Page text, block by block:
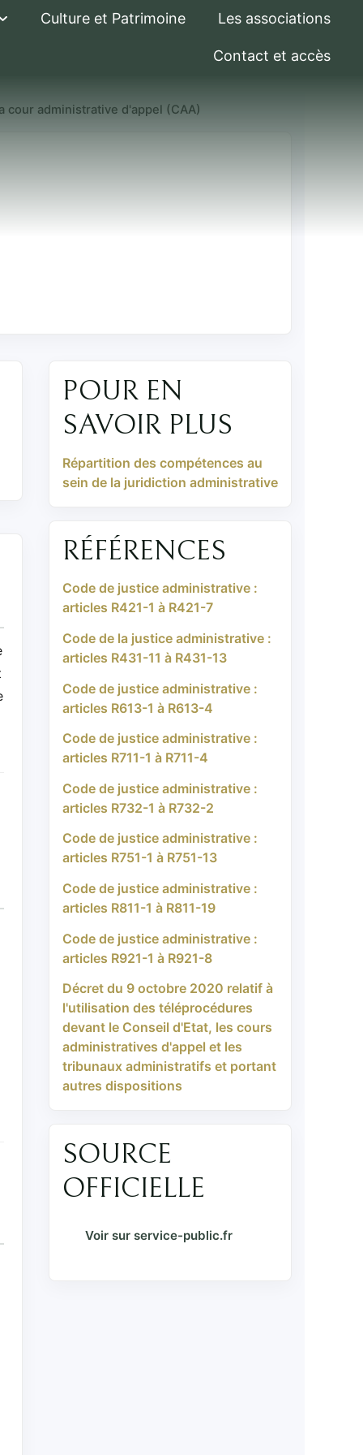
Culture et Patrimoine Les associations
Contact et accès
cour administrative d'appel (CAA)
POUR EN
SAVOIR PLUS
Répartition des compétences au
sein de la juridiction administrative
RÉFÉRENCES
Code de justice administrative :
articles R421-1 à R421-7
Code de la justice administrative :
articles R431-11 à R431-13
Code de justice administrative :
articles R613-1 à R613-4
Code de justice administrative :
articles R711-1 à R711-4
Code de justice administrative :
articles R732-1 à R732-2
Code de justice administrative :
articles R751-1 à R751-13
Code de justice administrative :
articles R811-1 à R811-19
Code de justice administrative :
articles R921-1 à R921-8
Décret du 9 octobre 2020 relatif à
l'utilisation des téléprocédures
devant le Conseil d'Etat, les cours
administratives d'appel et les
tribunaux administratifs et portant
autres dispositions
SOURCE
OFFICIELLE
Voir sur service-public.fr